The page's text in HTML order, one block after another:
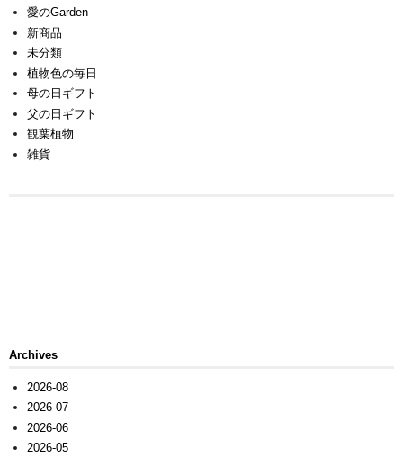
愛のGarden
新商品
未分類
植物色の毎日
母の日ギフト
父の日ギフト
観葉植物
雑貨
Archives
2026-08
2026-07
2026-06
2026-05